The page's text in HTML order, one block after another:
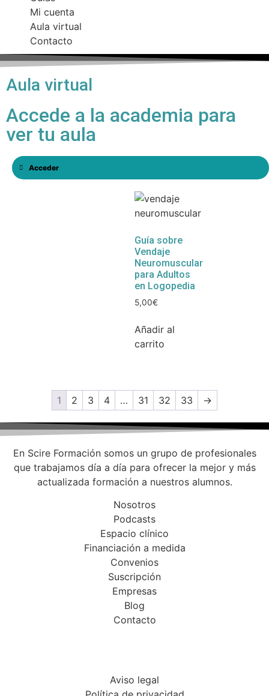
Mi cuenta
Aula virtual
Contacto
Aula virtual
Accede a la academia para
ver tu aula
Acceder
Guía sobre
Vendaje
Neuromuscular
para Adultos
en Logopedia
5,00€
Añadir al
carrito
1 2 3 4 … 31 32 33 →
En Scire Formación somos un grupo de profesionales
que trabajamos día a día para ofrecer la mejor y más
actualizada formación a nuestros alumnos.
Nosotros
Podcasts
Espacio clínico
Financiación a medida
Convenios
Suscripción
Empresas
Blog
Contacto
Aviso legal